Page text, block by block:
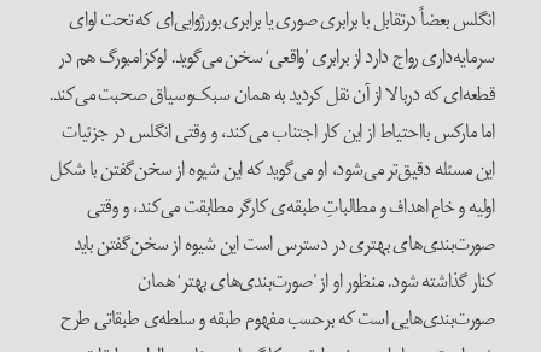
انگلس بعضاً در‌تقابل با برابری صوری یا برابری بورژوایی‌ای که تحت لوای
سرمایه‌داری رواج دارد از برابری ’واقعی‘ سخن می‌گوید. لوکزامبورگ هم در
قطعه‌ای که در‌بالا از آن نقل کردید به همان سبک‌و‌سیاق صحبت می‌کند.
اما مارکس با‌احتیاط از این کار اجتناب می‌کند، و وقتی انگلس در جزئیات
این مسئله دقیق‌تر می‌شود، او می‌گوید که این شیوه از سخن‌گفتن با شکل
اولیه و خامِ اهداف و مطالباتِ طبقه‌ی کار‌گر مطابقت می‌کند، و وقتی
صورت‌بندی‌های بهتری در ‌دسترس است این شیوه از سخن‌گفتن باید
کنار گذاشته شود. منظور او از ’صورت‌بندی‌های بهتر‘ همان
صورت‌بندی‌هایی است که بر‌حسب مفهوم طبقه و سلطه‌ی طبقاتی طرح